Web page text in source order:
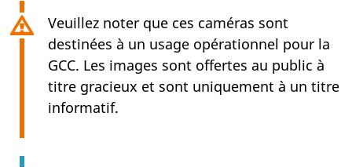
Veuillez noter que ces caméras sont
destinées à un usage opérationnel pour la
GCC. Les images sont offertes au public à
titre gracieux et sont uniquement à un titre
informatif.